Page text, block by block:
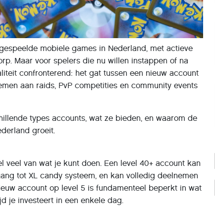
mobiele games in Nederland, met actieve
Maar voor spelers die nu willen instappen of na
confronterend: het gat tussen een nieuw account
aan raids, PvP competities en community events
types accounts, wat ze bieden, en waarom de
groeit.
veel van wat je kunt doen. Een level 40+ account kan
tot XL candy systeem, en kan volledig deelnemen
account op level 5 is fundamenteel beperkt in wat
je investeert in een enkele dag.